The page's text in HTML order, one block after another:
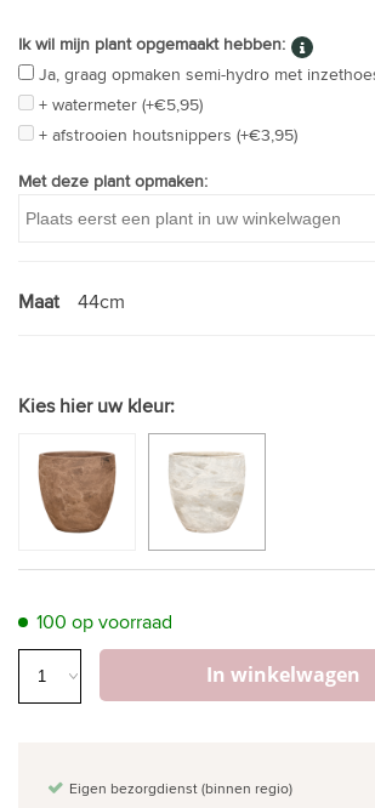
Ik wil mijn plant opgemaakt hebben:
Ja, graag opmaken semi-hydro met
+ watermeter (+€5,95)
+ afstrooien houtsnippers (+€3,95)
Met deze plant opmaken:
Maat 44cm
Kies hier uw kleur:
100 op voorraad
In winkelwagen
Eigen bezorgdienst (binnen regio)